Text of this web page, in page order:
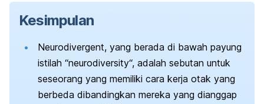
Kesimpulan
Neurodivergent, yang berada di bawah payung
istilah “neurodiversity“, adalah sebutan untuk
seseorang yang memiliki cara kerja otak yang
berbeda dibandingkan mereka yang dianggap